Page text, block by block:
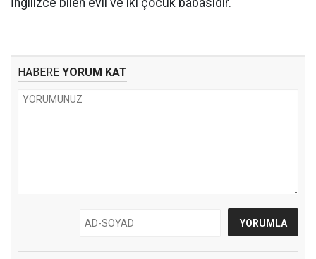
İngilizce bilen evli ve iki çocuk babasıdır.
HABERE YORUM KAT